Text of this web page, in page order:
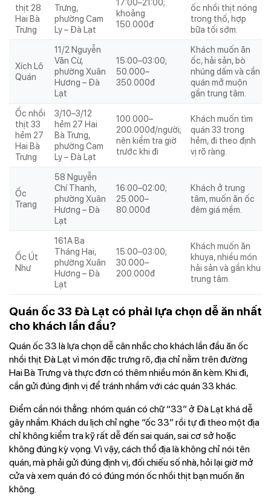
thịt 28
Hai Bà
Trưng
Trưng,
phường Cam
Ly – Đà Lạt
17:00–21:00;
khoảng
150.000đ
ốc nhồi thịt nóng
trong thố, hợp
bữa tối sớm.
Xích Lô
Quán
11/2 Nguyễn
Văn Cừ,
phường Xuân
Hương – Đà
Lạt
15:00–03:00;
50.000–
350.000đ
Khách muốn ăn
ốc, hải sản, bò
nhúng dấm và cần
quán mở muộn
gần trung tâm.
Ốc nhồi
thịt 33
hẻm 27
Hai Bà
Trưng
3/10–3/12
hẻm 27 Hai
Bà Trưng,
phường Cam
Ly – Đà Lạt
100.000–
200.000đ/người;
nên kiểm tra giờ
trước khi đi
Khách muốn tìm
quán 33 trong
hẻm, đi theo định
vị rõ ràng.
Ốc
Trang
58 Nguyễn
Chí Thanh,
phường Xuân
Hương – Đà
Lạt
16:00–02:00;
25.000–
80.000đ
Khách ở trung
tâm, muốn ăn ốc
đêm giá mềm.
Ốc Út
Như
161A Ba
Tháng Hai,
phường Xuân
Hương – Đà
Lạt
15:00–03:00;
30.000–
200.000đ
Khách muốn ăn
khuya, nhiều món
hải sản và gần khu
trung tâm.
Quán ốc 33 Đà Lạt có phải lựa chọn dễ ăn nhất
cho khách lần đầu?
Quán ốc 33 là lựa chọn dễ cân nhắc cho khách lần đầu ăn ốc
nhồi thịt Đà Lạt vì món đặc trưng rõ, địa chỉ nằm trên đường
Hai Bà Trưng và thực đơn có thêm nhiều món ăn kèm. Khi đi,
cần gửi đúng định vị để tránh nhầm với các quán 33 khác.
Điểm cần nói thẳng: nhóm quán có chữ “33” ở Đà Lạt khá dễ
gây nhầm. Khách du lịch chỉ nghe “ốc 33” rồi tự đi theo một địa
chỉ không kiểm tra kỹ rất dễ đến sai quán, sai cơ sở hoặc
không đúng kỳ vọng. Vì vậy, cách thổ địa là không chỉ nói tên
quán, mà phải gửi đúng định vị, đối chiếu số nhà, hỏi lại giờ mở
cửa và xem quán đó có đúng món ốc nhồi thịt bạn muốn ăn
không.